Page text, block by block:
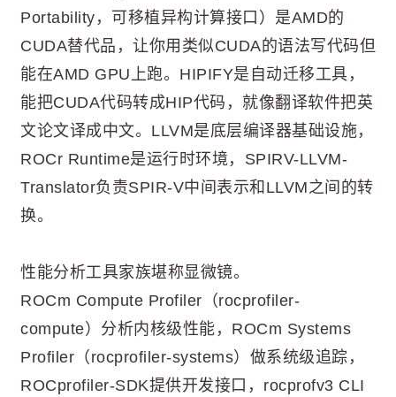
Portability，可移植异构计算接口）是AMD的
CUDA替代品，让你用类似CUDA的语法写代码但
能在AMD GPU上跑。HIPIFY是自动迁移工具，
能把CUDA代码转成HIP代码，就像翻译软件把英
文论文译成中文。LLVM是底层编译器基础设施，
ROCr Runtime是运行时环境，SPIRV-LLVM-
Translator负责SPIR-V中间表示和LLVM之间的转
换。
性能分析工具家族堪称显微镜。
ROCm Compute Profiler（rocprofiler-
compute）分析内核级性能，ROCm Systems
Profiler（rocprofiler-systems）做系统级追踪，
ROCprofiler-SDK提供开发接口，rocprofv3 CLI